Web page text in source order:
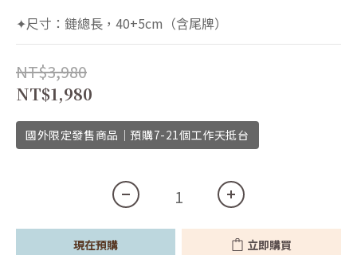
✦尺寸：鏈總長，40+5cm（含尾牌）
NT$3,980
NT$1,980
國外限定發售商品｜預購7-21個工作天抵台
現在預購 立即購買